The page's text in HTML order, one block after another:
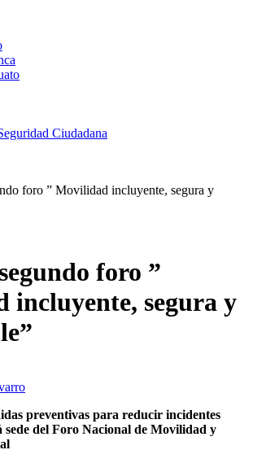
Ciudadana
foro ” Movilidad incluyente, segura y
foro ”
incluyente, segura y
preventivas para reducir incidentes
sede del Foro Nacional de Movilidad y